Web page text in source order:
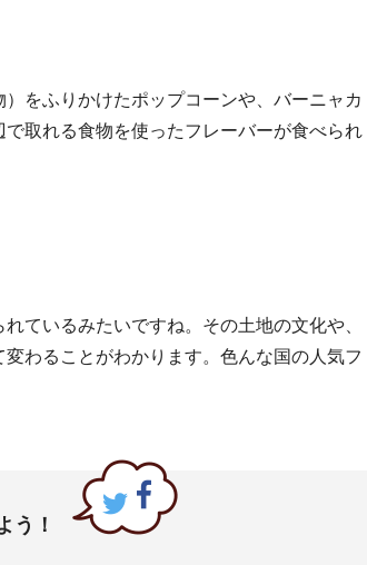
をふりかけたポップコーンや、バーニャカ
取れる食物を使ったフレーバーが食べられ
ているみたいですね。 その土地の文化や、
わることがわかります。 色んな国の人気フ
う！